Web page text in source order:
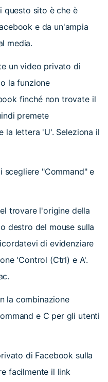
questo sito è che è
e da un'ampia
media.
un video privato di
la funzione
finché non trovate il
premete
la lettera 'U'. Seleziona il
scegliere "Command" e
trovare l'origine della
destro del mouse sulla
di evidenziare
'Control (Ctrl) e A'.
la combinazione
e C per gli utenti
di Facebook sulla
facilmente il link